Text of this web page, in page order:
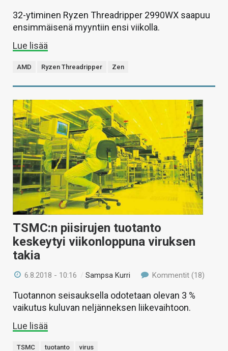
32-ytiminen Ryzen Threadripper 2990WX saapuu
ensimmäisenä myyntiin ensi viikolla.
Lue lisää
AMD Ryzen Threadripper Zen
TSMC:n piisirujen tuotanto
keskeytyi viikonloppuna viruksen
takia
6.8.2018 - 10:16 /Sampsa Kurri Kommentit (18)
Tuotannon seisauksella odotetaan olevan 3 %
vaikutus kuluvan neljänneksen liikevaihtoon.
Lue lisää
TSMC tuotanto virus